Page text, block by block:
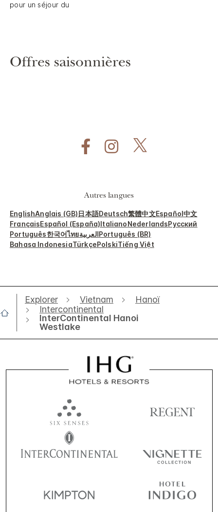
pour un séjour du
Offres saisonnières
Autres langues
EnglishAnglais (GB)日本語Deutsch繁體中文Español中文
FrançaisEspañol (España)ItalianoNederlandsРусский
Português한국어ไทยالعربيةPortuguês (BR)
Bahasa IndonesiaTürkçePolskiTiếng Việt
Explorer Vietnam
Hanoï
Intercontinental
InterContinental Hanoi
Westlake